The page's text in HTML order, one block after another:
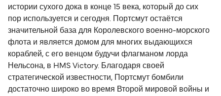
истории сухого дока в конце 15 века, который до сих
пор используется и сегодня. Портсмут остаётся
значительной база для Королевского военно-морского
флота и является домом для многих выдающихся
кораблей, с его венцом будучи флагманом лорда
Нельсона, в HMS Victory. Благодаря своей
стратегической известности, Портсмут бомбили
достаточно широко во время Второй мировой войны и